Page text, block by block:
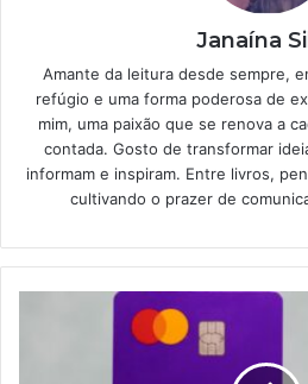
Janaína
Amante da leitura desde sempre,
refúgio e uma forma poderosa de
mim, uma paixão que se renova a
contada. Gosto de transformar
informam e inspiram. Entre livros,
cultivando o prazer de